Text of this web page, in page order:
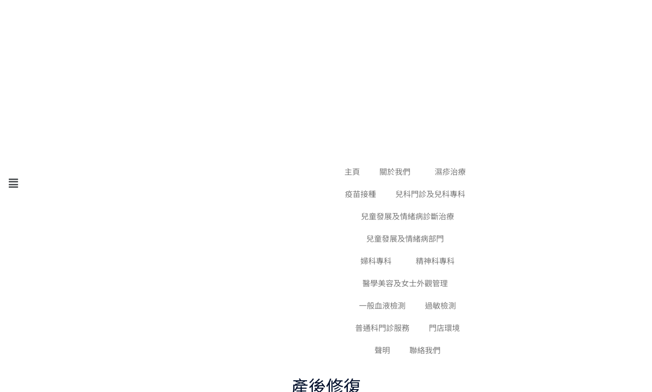
主頁 關於我們
濕疹治療
疫苗接種
兒科門診及兒科專科
兒童發展及情緒病診斷治療
兒童發展及情緒病部門
婦科專科
精神科專科
醫學美容及女士外觀管理
一般血液檢測
過敏檢測
普通科門診服務
門店環境
聲明
聯絡我們
產後修復